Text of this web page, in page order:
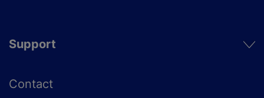
Support
Contact